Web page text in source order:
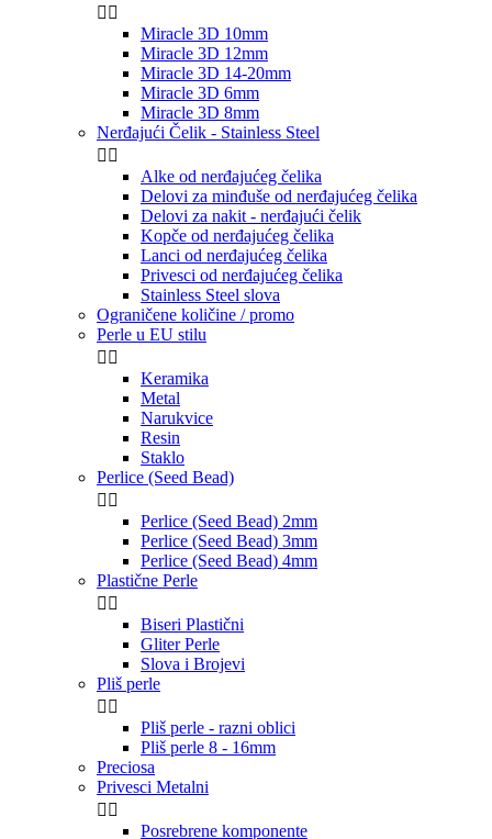
 
Miracle 3D 10mm
Miracle 3D 12mm
Miracle 3D 14-20mm
Miracle 3D 6mm
Miracle 3D 8mm
Nerđajući Čelik - Stainless Steel
 
Alke od nerđajućeg čelika
Delovi za minđuše od nerđajućeg čelika
Delovi za nakit - nerđajući čelik
Kopče od nerđajućeg čelika
Lanci od nerđajućeg čelika
Privesci od nerđajućeg čelika
Stainless Steel slova
Ograničene količine / promo
Perle u EU stilu
 
Keramika
Metal
Narukvice
Resin
Staklo
Perlice (Seed Bead)
 
Perlice (Seed Bead) 2mm
Perlice (Seed Bead) 3mm
Perlice (Seed Bead) 4mm
Plastične Perle
 
Biseri Plastični
Gliter Perle
Slova i Brojevi
Pliš perle
 
Pliš perle - razni oblici
Pliš perle 8 - 16mm
Preciosa
Privesci Metalni
 
Posrebrene komponente